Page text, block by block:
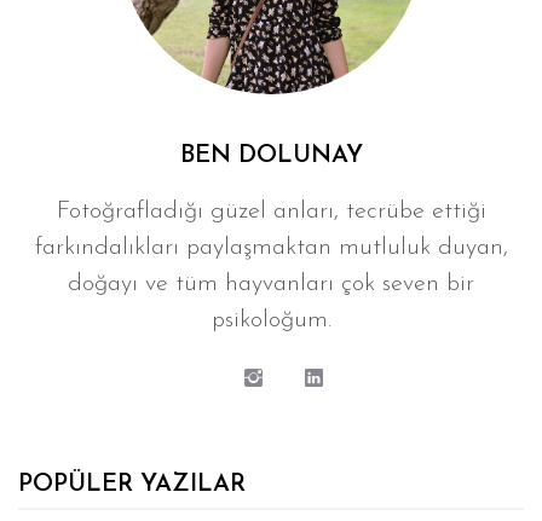
BEN DOLUNAY
Fotoğrafladığı güzel anları, tecrübe ettiği
farkındalıkları paylaşmaktan mutluluk duyan,
doğayı ve tüm hayvanları çok seven bir
psikoloğum.
POPÜLER YAZILAR